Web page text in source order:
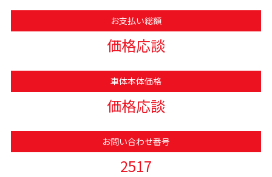
お支払い総額
価格応談
車体本体価格
価格応談
お問い合わせ番号
2517